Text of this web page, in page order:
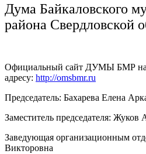
Дума Байкаловского
района Свердловской
Официальный сайт ДУМЫ БМР
адресу: http://omsbmr.ru
Председатель: Бахарева Елена
Заместитель председателя: Жуков
Заведующая организационным
Викторовна